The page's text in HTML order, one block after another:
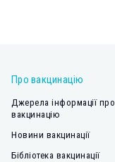
Про вакцинацію
Джерела інформації про
вакцинацію
Новини вакцинації
Бібліотека вакцинації